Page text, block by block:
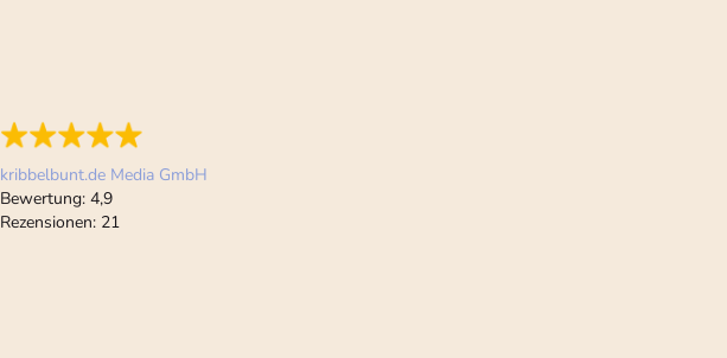
kribbelbunt.de Media GmbH
Bewertung: 4,9
Rezensionen: 21